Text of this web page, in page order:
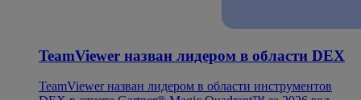
TeamViewer назван лидером в области DEX
TeamViewer назван лидером в области инструментов